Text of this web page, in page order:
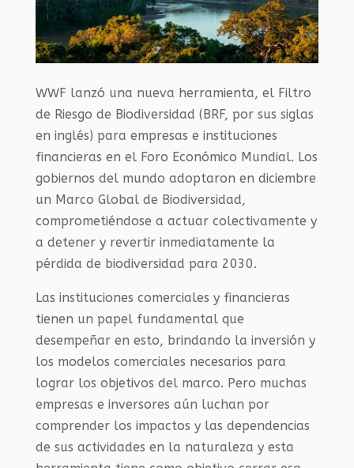
WWF lanzó una nueva herramienta, el Filtro
de Riesgo de Biodiversidad (BRF, por sus siglas
en inglés) para empresas e instituciones
financieras en el Foro Económico Mundial. Los
gobiernos del mundo adoptaron en diciembre
un Marco Global de Biodiversidad,
comprometiéndose a actuar colectivamente y
a detener y revertir inmediatamente la
pérdida de biodiversidad para 2030.
Las instituciones comerciales y financieras
tienen un papel fundamental que
desempeñar en esto, brindando la inversión y
los modelos comerciales necesarios para
lograr los objetivos del marco. Pero muchas
empresas e inversores aún luchan por
comprender los impactos y las dependencias
de sus actividades en la naturaleza y esta